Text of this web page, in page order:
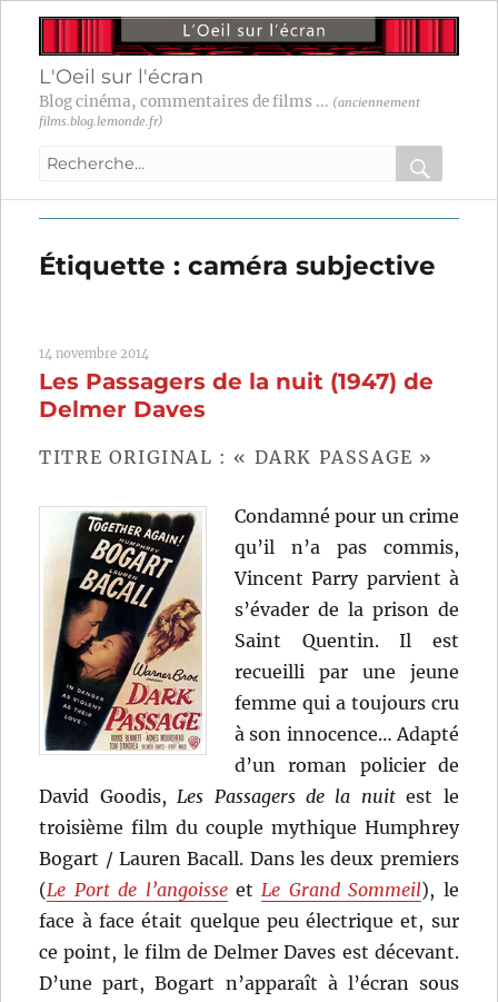
L'Oeil sur l'écran
Blog cinéma, commentaires de films ... (anciennement
films.blog.lemonde.fr)
Recherche
:
OK
Étiquette :caméra subjective
14 novembre 2014
Les Passagers de la nuit (1947) de
Delmer Daves
TITRE ORIGINAL : « DARK PASSAGE »
Condamné pour un crime
qu’il n’a pas commis,
Vincent Parry parvient à
s’évader de la prison de
Saint Quentin. Il est
recueilli par une jeune
femme qui a toujours cru
à son innocence… Adapté
d’un roman policier de
David Goodis,Les Passagers de la nuitest le
troisième film du couple mythique Humphrey
Bogart / Lauren Bacall. Dans les deux premiers
(Le Port de l’angoisseetLe Grand Sommeil), le
face à face était quelque peu électrique et, sur
ce point, le film de Delmer Daves est décevant.
D’une part, Bogart n’apparaît à l’écran sous